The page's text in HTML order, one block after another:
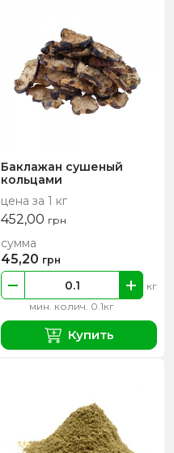
Баклажан сушеный
кольцами
цена за 1 кг
452,00 грн
мин. колич. 0.1кг
кг
сумма
45,20 грн
Купить